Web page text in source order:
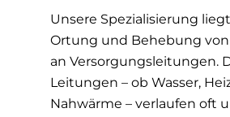
Unsere Spezialisierung
Ortung und Behebung
an Versorgungsleitungen.
Leitungen – ob Wasser,
Nahwärme – verlaufen oft